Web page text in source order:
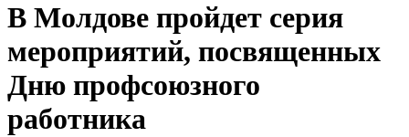
В Молдове пройдет серия
мероприятий, посвященных
Дню профсоюзного
работника